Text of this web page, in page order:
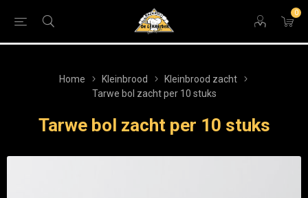
0
Home Kleinbrood
Kleinbrood zacht
Tarwe bol zacht per 10 stuks
Tarwe bol zacht per 10 stuks